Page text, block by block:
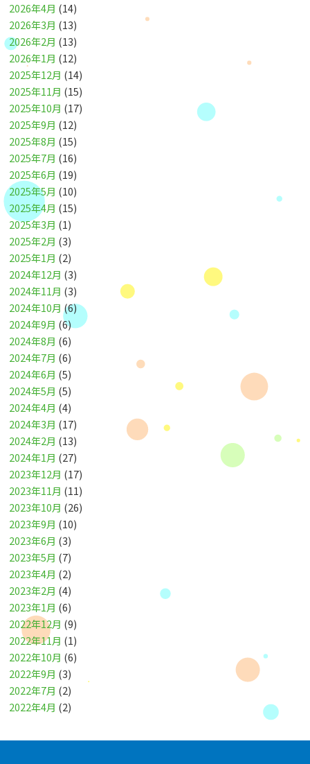
2026年4月 (14)
2026年3月 (13)
2026年2月 (13)
2026年1月 (12)
2025年12月 (14)
2025年11月 (15)
2025年10月 (17)
2025年9月 (12)
2025年8月 (15)
2025年7月 (16)
2025年6月 (19)
2025年5月 (10)
2025年4月 (15)
2025年3月 (1)
2025年2月 (3)
2025年1月 (2)
2024年12月 (3)
2024年11月 (3)
2024年10月 (6)
2024年9月 (6)
2024年8月 (6)
2024年7月 (6)
2024年6月 (5)
2024年5月 (5)
2024年4月 (4)
2024年3月 (17)
2024年2月 (13)
2024年1月 (27)
2023年12月 (17)
2023年11月 (11)
2023年10月 (26)
2023年9月 (10)
2023年6月 (3)
2023年5月 (7)
2023年4月 (2)
2023年2月 (4)
2023年1月 (6)
2022年12月 (9)
2022年11月 (1)
2022年10月 (6)
2022年9月 (3)
2022年7月 (2)
2022年4月 (2)